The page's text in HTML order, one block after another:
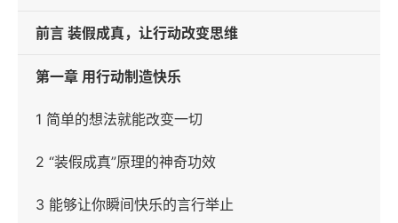
前言 装假成真，让行动改变思维
第一章 用行动制造快乐
1 简单的想法就能改变一切
2 “装假成真”原理的神奇功效
3 能够让你瞬间快乐的言行举止